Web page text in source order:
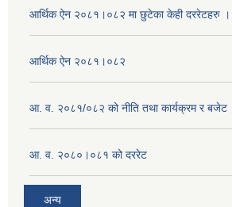
आर्थिक ऐन २०८१।०८२ मा छुटेका केही दररेटहरु ।
आर्थिक ऐन २०८१।०८२
आ. व. २०८१/०८२ को नीति तथा कार्यक्रम र बजेट
आ. व. २०८०।०८१ को दररेट
अन्य